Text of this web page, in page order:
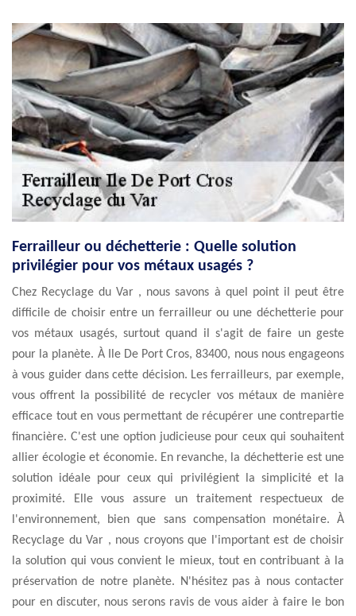
Ferrailleur ou déchetterie : Quelle solution
privilégier pour vos métaux usagés ?
Chez Recyclage du Var , nous savons à quel point il peut être
difficile de choisir entre un ferrailleur ou une déchetterie pour
vos métaux usagés, surtout quand il s'agit de faire un geste
pour la planète. À Ile De Port Cros, 83400, nous nous engageons
à vous guider dans cette décision. Les ferrailleurs, par exemple,
vous offrent la possibilité de recycler vos métaux de manière
efficace tout en vous permettant de récupérer une contrepartie
financière. C'est une option judicieuse pour ceux qui souhaitent
allier écologie et économie. En revanche, la déchetterie est une
solution idéale pour ceux qui privilégient la simplicité et la
proximité. Elle vous assure un traitement respectueux de
l'environnement, bien que sans compensation monétaire. À
Recyclage du Var , nous croyons que l'important est de choisir
la solution qui vous convient le mieux, tout en contribuant à la
préservation de notre planète. N'hésitez pas à nous contacter
pour en discuter, nous serons ravis de vous aider à faire le bon